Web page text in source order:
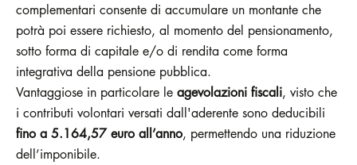
complementari consente di accumulare un montante che
potrà poi essere richiesto, al momento del pensionamento,
sotto forma di capitale e/o di rendita come forma
integrativa della pensione pubblica.
Vantaggiose in particolare le agevolazioni fiscali, visto che
i contributi volontari versati dall'aderente sono deducibili
fino a 5.164,57 euro all’anno, permettendo una riduzione
dell’imponibile.